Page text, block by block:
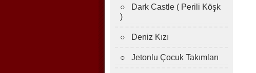
○ Dark Castle ( Perili Köşk
)
○ Deniz Kızı
○ Jetonlu Çocuk Takımları